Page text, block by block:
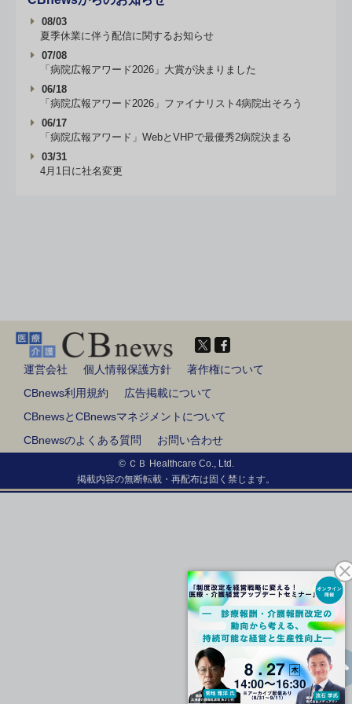
08/03
夏季休業に伴う配信に関するお知らせ
07/08
「病院広報アワード2026」大賞が決まりました
06/18
「病院広報アワード2026」ファイナリスト4病院出そろう
06/17
「病院広報アワード」WebとVHPで最優秀2病院決まる
03/31
4月1日に社名変更
運営会社 個人情報保護方針
著作権について
CBnews利用規約
広告掲載について
CBnewsとCBnewsマネジメントについて
CBnewsのよくある質問
お問い合わせ
© ＣＢ Healthcare Co., Ltd.
掲載内容の無断転載・再配布は固く禁じます。